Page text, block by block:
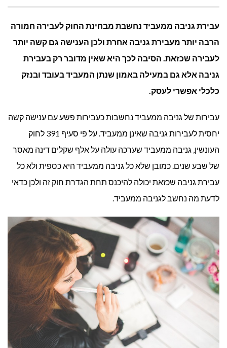
עבירת
גניבה
חמורה?
עבירת גניבה ממעביד נחשבת מבחינת החוק לעבירה חמורה
הרבה יותר מעבירת גניבה אחרת ולכן הענישה גם קשה יותר
לעבירה שכזאת. הסיבה לכך היא שאין מדובר רק בעבירת
גניבה אלא גם במעילה באמון שנתן המעביד בעובד ובנזק
כלכלי אפשרי לעסק.
עבירות של גניבה ממעביד נחשבות כעבירות פשע עם ענישה קשה
יחסית לעבירות גניבה שאינן ממעביד. על פי סעיף 391 לחוק
העונשין, גניבה ממעביד שערכה עולה על אלף שקלים דינה מאסר
של שבע שנים. כמובן שלא כל גניבה ממעביד היא כספית ולא כל
עבירת גניבה שכזאת יכולה להיכנס תחת הגדרת חוק זה ולכן כדאי
לדעת מה נחשב לגניבה ממעביד.